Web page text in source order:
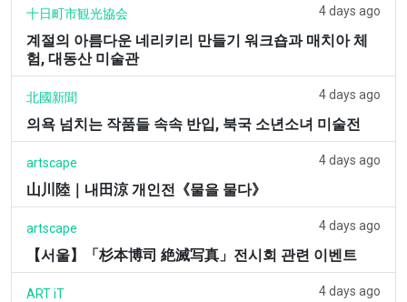
十日町市観光協会 4 days ago
계절의 아름다운 네리키리 만들기 워크숍과 매치아 체
험, 대동산 미술관
北國新聞 4 days ago
의욕 넘치는 작품들 속속 반입, 북국 소년소녀 미술전
artscape 4 days ago
山川陸｜내田涼 개인전《물을 물다》
artscape 4 days ago
【서울】「杉本博司 絶滅写真」전시회 관련 이벤트
ART iT 4 days ago